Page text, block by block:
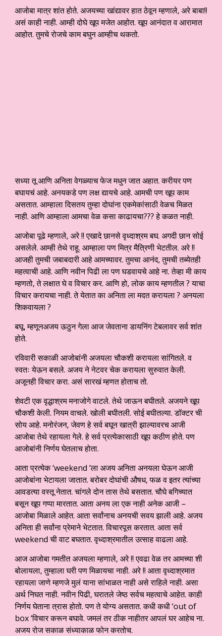
आजोबा मात्र शांत होते. अजयच्या खांद्यावर हात ठेवून म्हणाले, अरे बाबा!!
असं काही नाही. आम्ही दोघे खूप मजेत आहोत. खूप आनंदात व आरामात
आहोत. तुमचे रोजचे काम बघुन आम्हीच थकतो.
सध्या तू आणि अनिता वेगळ्याच फेज मधुन जात अहात. करीयर पण
बघायचं आहे. अनयकडे पण लक्ष द्यायचे आहे. आमची पण खूप काम
असतात. आम्हाला दिसतय तुम्हा दोघांना एकमेकांसाठी वेळच मिळत
नाही. आणि आम्हाला आमचा वेळ कसा काढायचा??? हे कळत नाही.
आजोबा पूढे म्हणाले, अरे !! एखादे छानसे वृध्दाश्रम बघ. अगदी छान सोई
असलेले. आम्ही तेथे राहू. आम्हाला पण मित्र मैत्रिणी भेटतील. अरे !!
आजही तुमची जबाबदारी आहे आमच्यावर. तुमचा आनंद, तुमची तब्येतही
महत्वाची आहे. आणि नवीन पिढी ला पण घडवायचे आहे ना. तेव्हा मी काय
म्हणतो, ते लक्षात घे व विचार कर. आणि हो, लोक काय म्हणतील ? याचा
विचार करायचा नाही. ते येतात का अनिता ला मदत करायला ? अनयला
शिकवायला ?
बघू, म्हणून‌अजय ऊठुन गेला आज जेवताना डायनिंग टेबलावर सर्व शांत
होते.
रविवारी सकाळी आजोबांनी अजयला चौकशी करायला सांगितले. व
स्वतः येऊन बसले. अजय ने नेटवर चेक करायला सुरुवात केली.
अजूनही विचार करा. असं सारखं म्हणत होताच तो.
शेवटी एक वृद्धाश्रम मनाजोगे वाटले. तेथे जाऊन बघीतले. अजयने खूप
चौकशी केली. नियम वाचले. खोली बघीतली. सोई बघीतल्या. डॉक्टर ची
सोय आहे. मनोरंजन, जेवण हे सर्व बघून खात्री झाल्यावरच आजी
आजोबा तेथे रहायला गेले. हे सर्व प्रत्येकासाठी खूप कठीण होते. पण
आजोबांनी निर्णय घेतलाच होता.
आता प्रत्येक ‘weekend ‘ला अजय अनिता अनयला घेऊन आजी
आजोबांना भेटायला जातात. बरोबर दोघांची औषध, फळ व इतर त्यांच्या
आवडत्या वस्तू नेतात. चांगले दोन तास तेथे बसतात. चौघे बगिच्यात
बसून खूप गप्पा मारतात. आता अनय ला एक नाही अनेक आजी –
आजोबा मिळाले आहेत. आता सर्वांनाच अनयची सवय झाली आहे. अजय
अनिता ही सर्वांना प्रेमाने भेटतात. विचारपूस करतात. आता सर्व
weekend ची वाट बघतात. वृध्दाश्रमातील उत्साह वाढला आहे.
आज आजोबा गमतीत अजयला म्हणाले, अरे !! एवढा वेळ तर आमच्या शी
बोलायला, तुम्हाला घरी पण मिळायचा नाही. अरे !! आता वृध्दाश्रमात
रहायला जाणे म्हणजे मुलं याना सांभाळत नाही असे राहिले नाही. असा
अर्थ निघत नाही. नवीन पिढी, घरातले जेष्ठ सर्वच महत्वाचे आहेत. काही
निर्णय घेताना त्रास होतो. पण ते योग्य असतात. कधी कधी ‘out of
box ‘विचार करून बघावे. जमलं तर ठीक नाहीतर आपलं घर आहेच ना.
अजय रोज सकाळ संध्याकाळ फोन करतोच.